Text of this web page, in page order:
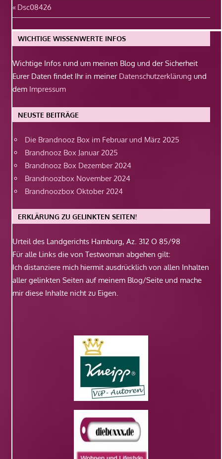
Beitragsnavigation
Vorheriger
Beitrag:
Dsc08426
WICHTIGE WISSENWERTE INFOS
Wichtige Infos rund um meinen Blog und der Sicherheit
Eurer Daten findet Ihr in meiner Datenschutzerklärung und
dem Impressum
NEUSTE BEITRÄGE
Die Brandnooz Box im Februar und März 2025
Brandnooz Box Januar 2025
Brandnooz Box Dezember 2024
Brandnoozbox November 2024
Brandnoozbox Oktober 2024
ERKLÄRUNG ZU GELINKTEN SEITEN!
Urteil des Landgerichts Hamburg, Az. 312 O 85/98
Für alle Links die von Testwoman abgehen gilt:
Ich distanziere mich hiermit ausdrücklich von allen Inhalten
aller gelinkten Seiten auf meinem Blog/Seite und mache
mir diese Inhalte nicht zu Eigen.